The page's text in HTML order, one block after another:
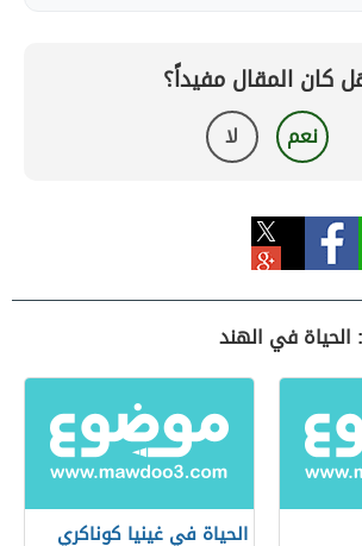
كان المقال مفيداً؟
نعم لا
في الهند
الحياة في غينيا كوناكري